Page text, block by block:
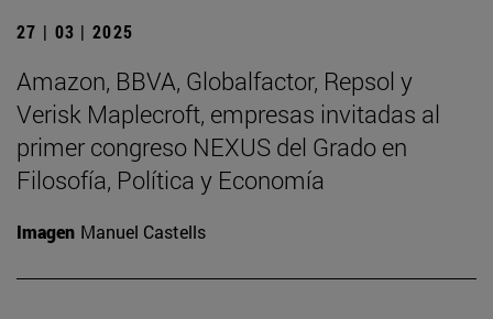
27 | 03 | 2025
Amazon, BBVA, Globalfactor, Repsol y
Verisk Maplecroft, empresas invitadas al
primer congreso NEXUS del Grado en
Filosofía, Política y Economía
Imagen Manuel Castells